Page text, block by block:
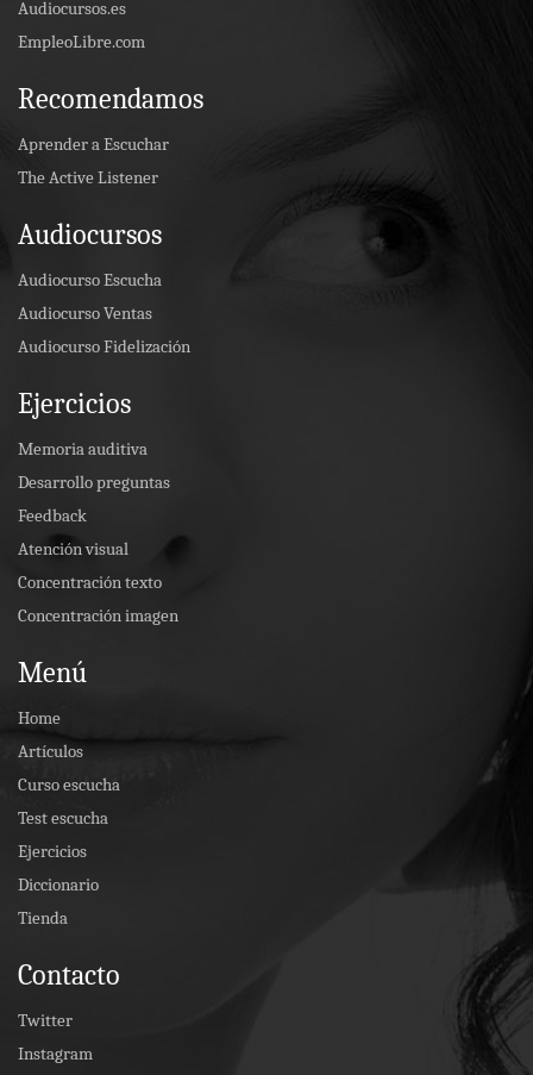
Audiocursos.es
EmpleoLibre.com
Recomendamos
Aprender a Escuchar
The Active Listener
Audiocursos
Audiocurso Escucha
Audiocurso Ventas
Audiocurso Fidelización
Ejercicios
Memoria auditiva
Desarrollo preguntas
Feedback
Atención visual
Concentración texto
Concentración imagen
Menú
Home
Artículos
Curso escucha
Test escucha
Ejercicios
Diccionario
Tienda
Contacto
Twitter
Instagram